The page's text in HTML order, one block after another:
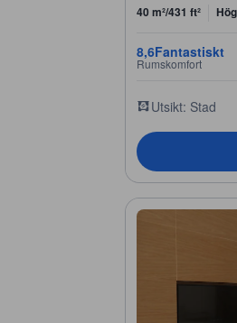
40 m²/431 ft²
8,6Fantastiskt
Rumskomfort
Utsikt: Stad